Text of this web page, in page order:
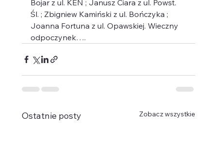
Bojar z ul. KEN ; Janusz Ciara z ul. Powst.
Śl. ; Zbigniew Kamiński z ul. Bończyka ;
Joanna Fortuna z ul. Opawskiej. Wieczny
odpoczynek….
Ostatnie posty Zobacz wszystkie